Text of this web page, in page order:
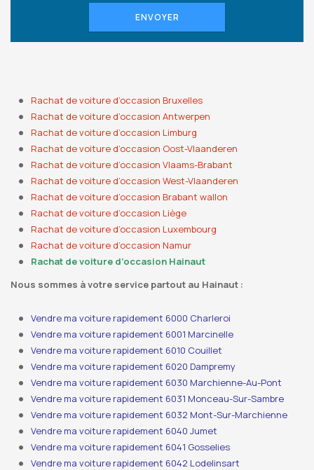
ENVOYER
Rachat de voiture d’occasion Bruxelles
Rachat de voiture d’occasion Antwerpen
Rachat de voiture d’occasion Limburg
Rachat de voiture d’occasion Oost-Vlaanderen
Rachat de voiture d’occasion Vlaams-Brabant
Rachat de voiture d’occasion West-Vlaanderen
Rachat de voiture d’occasion Brabant wallon
Rachat de voiture d’occasion Liège
Rachat de voiture d’occasion Luxembourg
Rachat de voiture d’occasion Namur
Rachat de voiture d’occasion Hainaut
Nous sommes à votre service partout au Hainaut :
Vendre ma voiture rapidement 6000 Charleroi
Vendre ma voiture rapidement 6001 Marcinelle
Vendre ma voiture rapidement 6010 Couillet
Vendre ma voiture rapidement 6020 Dampremy
Vendre ma voiture rapidement 6030 Marchienne-Au-Pont
Vendre ma voiture rapidement 6031 Monceau-Sur-Sambre
Vendre ma voiture rapidement 6032 Mont-Sur-Marchienne
Vendre ma voiture rapidement 6040 Jumet
Vendre ma voiture rapidement 6041 Gosselies
Vendre ma voiture rapidement 6042 Lodelinsart